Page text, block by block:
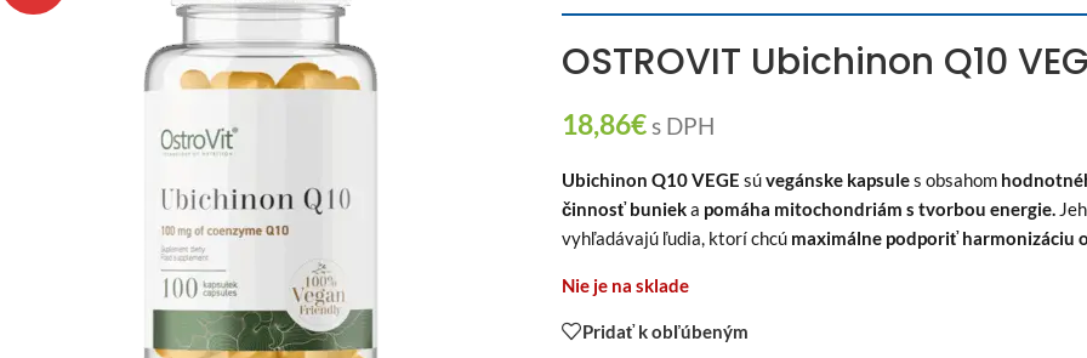
OSTROVIT Ubichinon Q10
18,86€s DPH
Ubichinon Q10 VEGE súvegánske kapsules obsahom
činnosť bunieka pomáha mitochondriám s tvorbou energie.
vyhľadávajú ľudia, ktorí chcú maximálne podporiť harmonizáciu
Nie je na sklade
Pridať k obľúbeným